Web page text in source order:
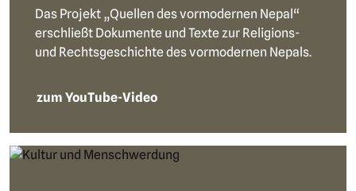
Das Projekt „Quellen des vormodernen Nepal“
erschließt Dokumente und Texte zur Religions-
und Rechtsgeschichte des vormodernen Nepals.
zum YouTube-Video